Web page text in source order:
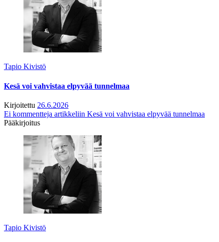
Tapio Kivistö
Kesä voi vahvistaa elpyvää tunnelmaa
Kirjoitettu 26.6.2026
Ei kommentteja artikkeliin Kesä voi vahvistaa elpyvää tunnelmaa
Pääkirjoitus
Tapio Kivistö